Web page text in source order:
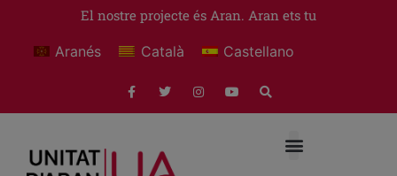
El nostre projecte és Aran. Aran ets tu
Aranés Català Castellano